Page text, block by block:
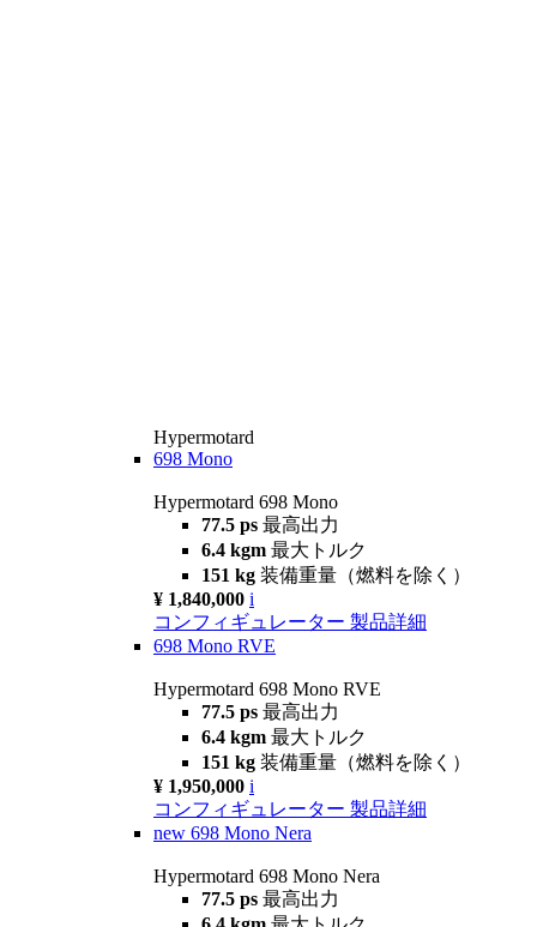
Hypermotard
698 Mono
Hypermotard 698 Mono
77.5 ps 最高出力
6.4 kgm 最大トルク
151 kg 装備重量（燃料を除く）
¥ 1,840,000 i
コンフィギュレーター 製品詳細
698 Mono RVE
Hypermotard 698 Mono RVE
77.5 ps 最高出力
6.4 kgm 最大トルク
151 kg 装備重量（燃料を除く）
¥ 1,950,000 i
コンフィギュレーター 製品詳細
new 698 Mono Nera
Hypermotard 698 Mono Nera
77.5 ps 最高出力